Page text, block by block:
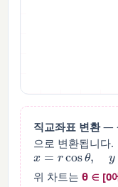
직교좌표 변환—
으로 변환됩니다.
x=rcosθ,y= r
위 차트는 θ ∈ [0